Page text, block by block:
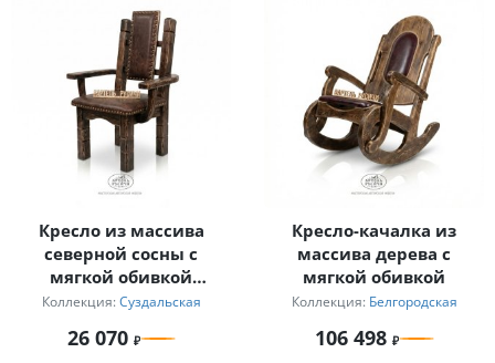
Кресло из массива
северной сосны с
мягкой обивкой
«Суздальское»
Коллекция: Суздальская
26 070
Кресло-качалка из
массива дерева с
мягкой обивкой
Коллекция: Белгородская
106 498